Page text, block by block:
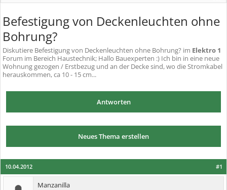
Befestigung von Deckenleuchten ohne
Bohrung?
Diskutiere Befestigung von Deckenleuchten ohne Bohrung? im Elektro 1
Forum im Bereich Haustechnik; Hallo Bauexperten :) Ich bin in eine neue
Wohnung gezogen / Erstbezug und an der Decke sind, wo die Stromkabel
herauskommen, ca 10 - 15 cm...
Antworten
Neues Thema erstellen
#1
10.04.2012
Manzanilla